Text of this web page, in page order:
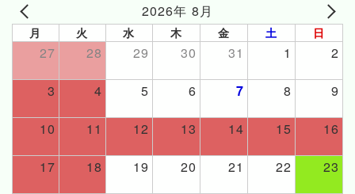
2026年 8月
月 火 水 木 金 土 日
27 28 29 30 31 1 2
3 4 5 6 7 8 9
10 11 12 13 14 15 16
17 18 19 20 21 22 23